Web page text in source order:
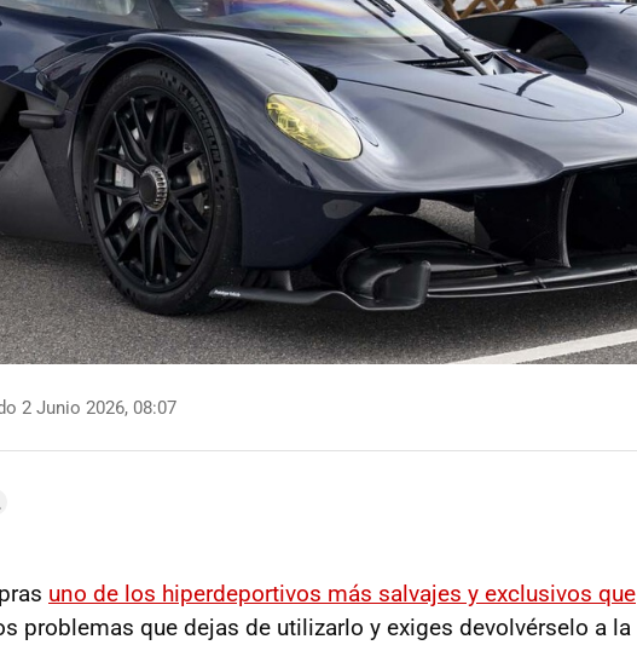
2 Junio 2026, 08:07
uno de los hiperdeportivos más salvajes y exclusivos que
problemas que dejas de utilizarlo y exiges devolvérselo a la